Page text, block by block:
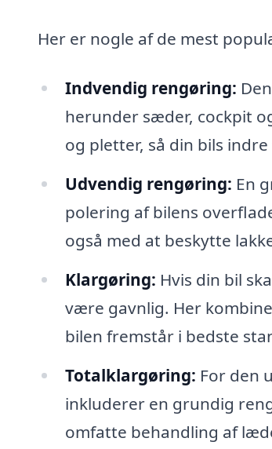
Her er nogle af de mest
Indvendig rengøring:
herunder sæder, cockpit
og pletter, så din bils
Udvendig rengøring: En
polering af bilens
også med at beskytte
Klargøring: Hvis din bil
være gavnlig. Her
bilen fremstår i bedste
Totalklargøring: For den
inkluderer en grundig
omfatte behandling af